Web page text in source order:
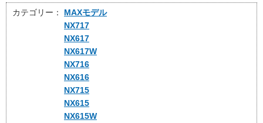
カテゴリー：
MAXモデル
NX717
NX617
NX617W
NX716
NX616
NX715
NX615
NX615W